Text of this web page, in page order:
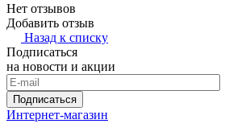
Нет отзывов
Добавить отзыв
Назад к списку
Подписаться
на новости и акции
Подписаться
Интернет-магазин